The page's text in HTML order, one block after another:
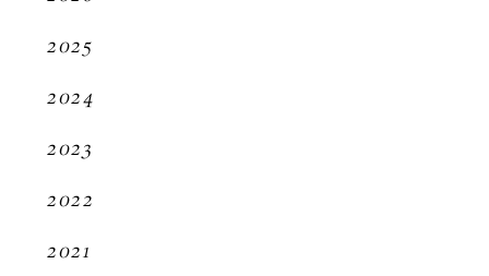
2025
2024
2023
2022
2021